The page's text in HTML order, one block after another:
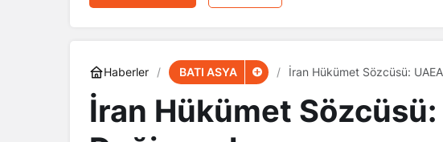
Haberler BATI ASYA İran Hükümet Sözcüsü:
İran Hükümet